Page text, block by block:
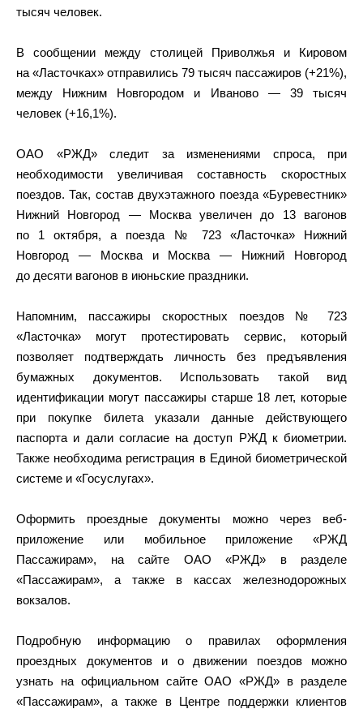
тысяч человек.
В сообщении между столицей Приволжья и Кировом
на «Ласточках» отправились 79 тысяч пассажиров (+21%),
между Нижним Новгородом и Иваново — 39 тысяч
человек (+16,1%).
ОАО «РЖД» следит за изменениями спроса, при
необходимости увеличивая составность скоростных
поездов. Так, состав двухэтажного поезда «Буревестник»
Нижний Новгород — Москва увеличен до 13 вагонов
по 1 октября, а поезда № 723 «Ласточка» Нижний
Новгород — Москва и Москва — Нижний Новгород
до десяти вагонов в июньские праздники.
Напомним, пассажиры скоростных поездов № 723
«Ласточка» могут протестировать сервис, который
позволяет подтверждать личность без предъявления
бумажных документов. Использовать такой вид
идентификации могут пассажиры старше 18 лет, которые
при покупке билета указали данные действующего
паспорта и дали согласие на доступ РЖД к биометрии.
Также необходима регистрация в Единой биометрической
системе и «Госуслугах».
Оформить проездные документы можно через веб-
приложение или мобильное приложение «РЖД
Пассажирам», на сайте ОАО «РЖД» в разделе
«Пассажирам», а также в кассах железнодорожных
вокзалов.
Подробную информацию о правилах оформления
проездных документов и о движении поездов можно
узнать на официальном сайте ОАО «РЖД» в разделе
«Пассажирам», а также в Центре поддержки клиентов